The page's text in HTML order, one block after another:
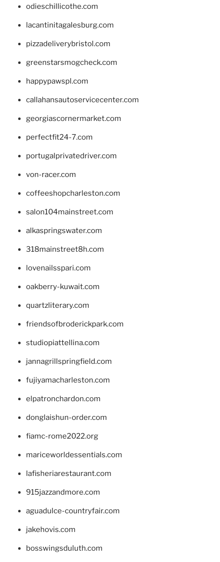
odieschillicothe.com
lacantinitagalesburg.com
pizzadeliverybristol.com
greenstarsmogcheck.com
happypawspl.com
callahansautoservicecenter.com
georgiascornermarket.com
perfectfit24-7.com
portugalprivatedriver.com
von-racer.com
coffeeshopcharleston.com
salon104mainstreet.com
alkaspringswater.com
318mainstreet8h.com
lovenailsspari.com
oakberry-kuwait.com
quartzliterary.com
friendsofbroderickpark.com
studiopiattellina.com
jannagrillspringfield.com
fujiyamacharleston.com
elpatronchardon.com
donglaishun-order.com
fiamc-rome2022.org
mariceworldessentials.com
lafisheriarestaurant.com
915jazzandmore.com
aguadulce-countryfair.com
jakehovis.com
bosswingsduluth.com